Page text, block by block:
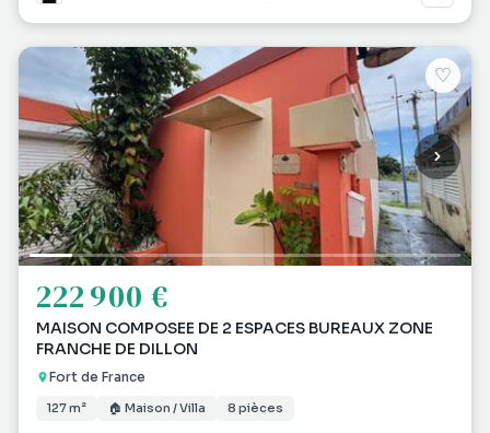
♡
222 900 €
MAISON COMPOSEE DE 2 ESPACES BUREAUX ZONE
FRANCHE DE DILLON
Fort de France
127 m² 🏠 Maison / Villa 8 pièces